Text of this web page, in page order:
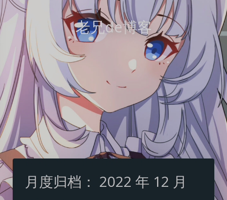
老兄de博客
月度归档： 2022 年 12 月